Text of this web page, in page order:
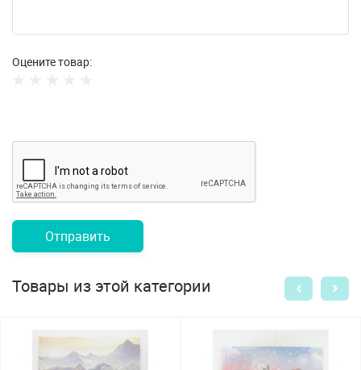
Оцените товар:
Отправить
Товары из этой категории